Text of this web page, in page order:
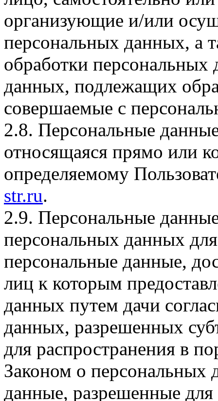
организующие и/или
персональных данных, а
обработки персональных
данных, подлежащих
совершаемые с
2.8. Персональные
относящаяся прямо или
определяемому
str.ru.
2.9. Персональные
персональных данных
персональные данные,
лиц к которым
данных путем дачи
данных, разрешенных
для распространения в
Законом о
данные, разрешенные для